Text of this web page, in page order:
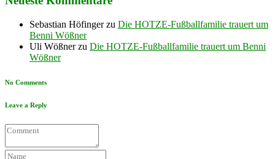
Sebastian Höfingerzu Die HOTZE-Fußballfamilie trauert um
Benni Wößner
Uli Wößnerzu Die HOTZE-Fußballfamilie trauert um Benni
Wößner
No Comments
Leave a Reply